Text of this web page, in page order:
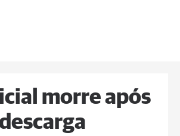
morre após